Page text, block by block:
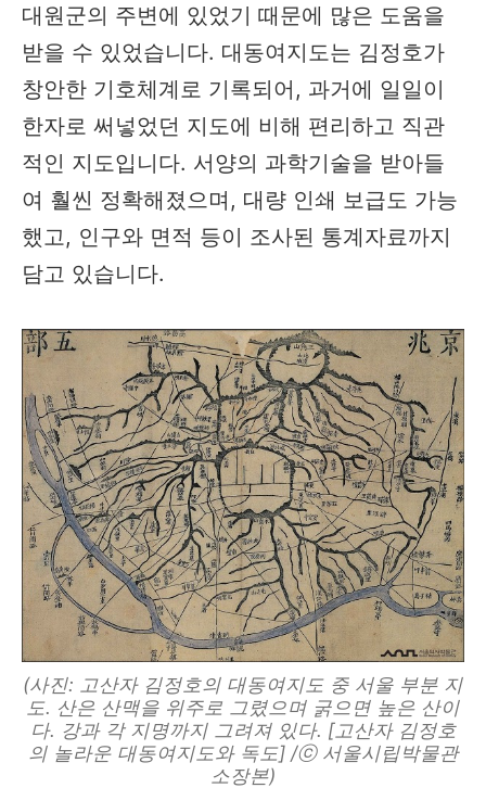
대원군의 주변에 있었기 때문에 많은 도움을
받을 수 있었습니다. 대동여지도는 김정호가
창안한 기호체계로 기록되어, 과거에 일일이
한자로 써넣었던 지도에 비해 편리하고 직관
적인 지도입니다. 서양의 과학기술을 받아들
여 훨씬 정확해졌으며, 대량 인쇄 보급도 가능
했고, 인구와 면적 등이 조사된 통계자료까지
담고 있습니다.
(사진: 고산자 김정호의 대동여지도 중 서울 부분 지
도. 산은 산맥을 위주로 그렸으며 굵으면 높은 산이
다. 강과 각 지명까지 그려져 있다. [고산자 김정호
의 놀라운 대동여지도와 독도] /ⓒ 서울시립박물관
소장본)